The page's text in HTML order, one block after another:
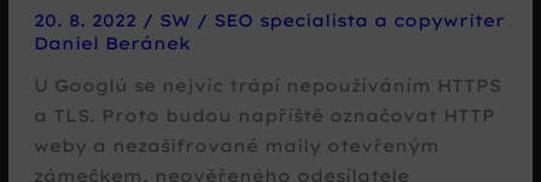
20. 8. 2022 / SW / SEO specialista a copywriter
Daniel Beránek
U Googlú se nejvíc trápí nepoužíváním HTTPS
a TLS. Proto budou napříště označovat HTTP
weby a nezašifrované maily otevřeným
zámečkem, neověřeného odesílatele